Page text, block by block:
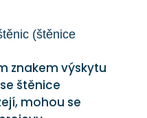
(štěnice
znakem výskytu
štěnice
mohou se